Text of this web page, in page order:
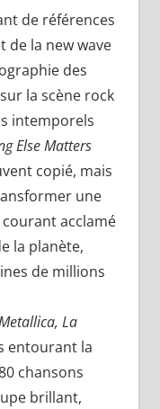
de références
de la new wave
des
la scène rock
intemporels
Else Matters
copié, mais
une
acclamé
la planète,
de millions
La
entourant la
chansons
brillant,